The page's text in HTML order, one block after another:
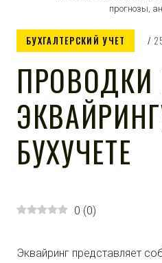
прогнозы,
БУХГАЛТЕРСКИЙ УЧЕТ
ПРОВОДКИ
БУХУЧЕТЕ
0 (0)
Эквайринг представляет